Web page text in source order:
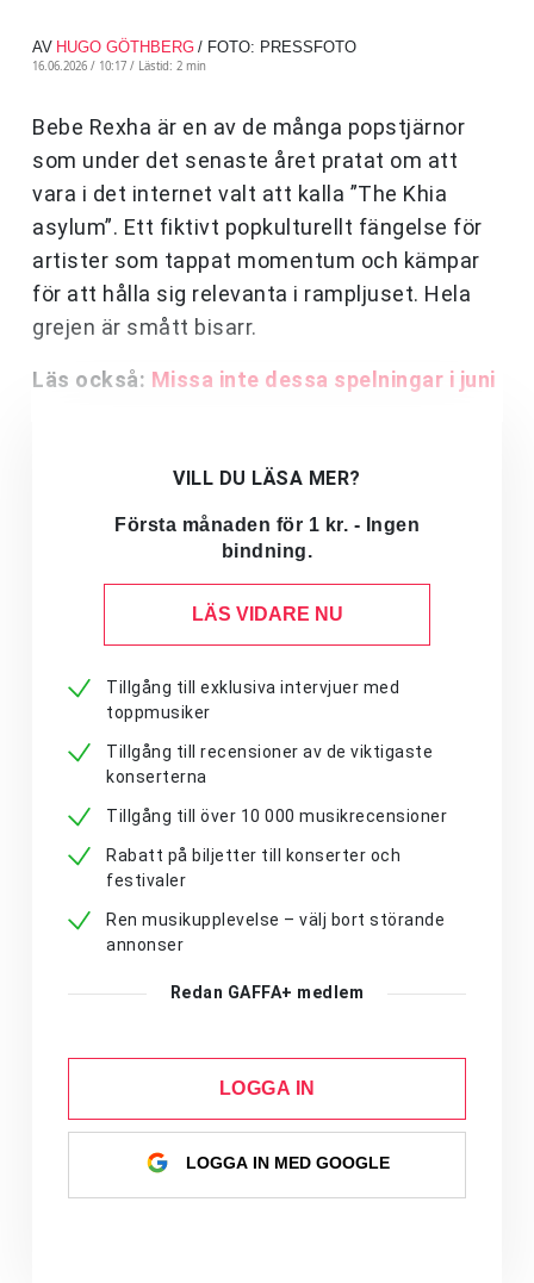
AV HUGO GÖTHBERG / FOTO: PRESSFOTO
16.06.2026 / 10:17 / Lästid: 2 min
Bebe Rexha är en av de många popstjärnor
som under det senaste året pratat om att
vara i det internet valt att kalla ”The Khia
asylum”. Ett fiktivt popkulturellt fängelse för
artister som tappat momentum och kämpar
för att hålla sig relevanta i rampljuset. Hela
grejen är smått bisarr.
Läs också: Missa inte dessa spelningar i juni
VILL DU LÄSA MER?
Första månaden för 1 kr. - Ingen
bindning.
LÄS VIDARE NU
Tillgång till exklusiva intervjuer med
toppmusiker
Tillgång till recensioner av de viktigaste
konserterna
Tillgång till över 10 000 musikrecensioner
Rabatt på biljetter till konserter och
festivaler
Ren musikupplevelse – välj bort störande
annonser
Redan GAFFA+ medlem
LOGGA IN
LOGGA IN MED GOOGLE